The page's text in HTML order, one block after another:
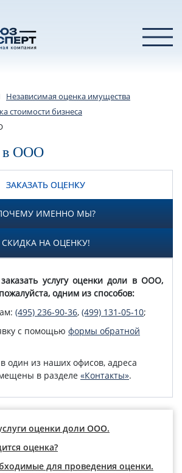
Независимая оценка имущества
стоимости бизнеса
в ООО
ЗАКАЗАТЬ ОЦЕНКУ
ИМЕННО МЫ?
СКИДКА НА ОЦЕНКУ!
услугу оценки доли в ООО,
одним из способов:
(495) 236-90-36, (499) 131-05-10;
с помощью формы обратной
один из наших офисов, адреса
в разделе «Контакты».
оценки доли ООО.
оценка?
для проведения оценки.